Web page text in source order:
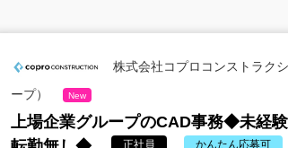
株式会社コプロコンストラク
ープ）
New
上場企業グループのCAD事務◆未経
正社員 かんたん応募可